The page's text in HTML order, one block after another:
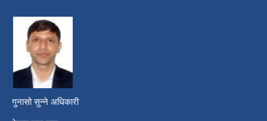
गुनासो सुन्ने अधिकारी